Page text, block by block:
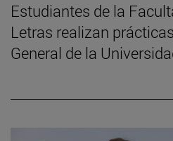
Estudiantes de la
Letras realizan
General de la